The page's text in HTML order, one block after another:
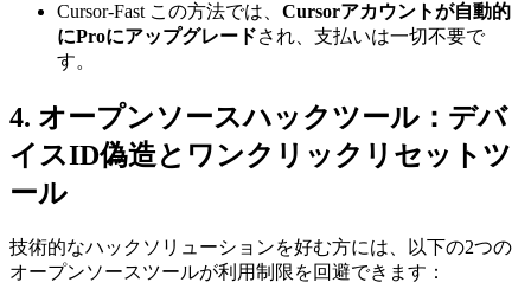
Cursor-Fast この方法では、 Cursorアカウントが自動的
にProにアップグレードされ、支払いは一切不要で
す。
4. オープンソースハックツール：デバ
イスID偽造とワンクリックリセットツ
ール
技術的なハックソリューションを好む方には、以下の2つの
オープンソースツールが利用制限を回避できます：